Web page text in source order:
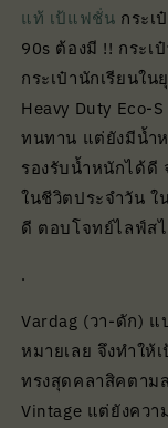
แท้ เป้แฟชั่น กระเ
90s ต้องมี !! กระเ
กระเป๋านักเรียนใ
Heavy Duty Eco-
ทนทาน แต่ยังมีน้ำ
รองรับน้ำหนักได้ดี
ในชีวิตประจำวัน
ดี ตอบโจทย์ไลฟ์ส
.
Vardag (วา-ดัก) แ
หมายเลย จึงทำให้
ทรงสุดคลาสิคตาม
Vintage แต่ยังควา